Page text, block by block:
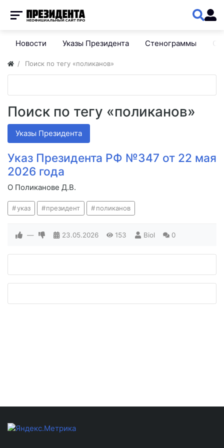
Новости Указы Президента Стенограммы
Поиск по тегу «поликанов»
Поиск по тегу «поликанов»
Указы Президента
Указ Президента РФ №347 от 22 мая
2026 года
О Поликанове Д.В.
указ президент поликанов
— 23.05.2026 153 Biol 0